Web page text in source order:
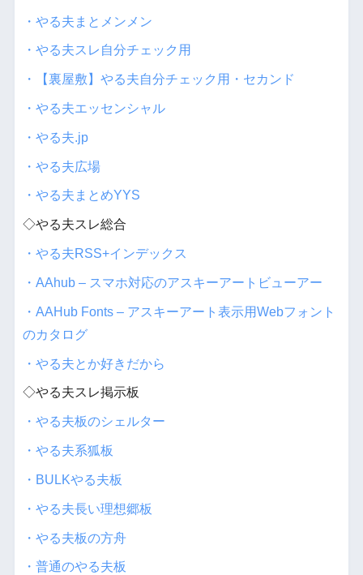
・やる夫まとメンメン
・やる夫スレ自分チェック用
・【裏屋敷】やる夫自分チェック用・セカンド
・やる夫エッセンシャル
・やる夫.jp
・やる夫広場
・やる夫まとめYYS
◇やる夫スレ総合
・やる夫RSS+インデックス
・AAhub – スマホ対応のアスキーアートビューアー
・AAHub Fonts – アスキーアート表示用Webフォント
のカタログ
・やる夫とか好きだから
◇やる夫スレ掲示板
・やる夫板のシェルター
・やる夫系狐板
・BULKやる夫板
・やる夫長い理想郷板
・やる夫板の方舟
・普通のやる夫板